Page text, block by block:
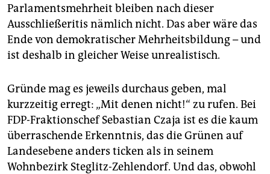
Parlamentsmehrheit bleiben nach dieser
Ausschließeritis nämlich nicht. Das aber wäre das
Ende von demokratischer Mehrheitsbildung – und
ist deshalb in gleicher Weise unrealistisch.
Gründe mag es jeweils durchaus geben, mal
kurzzeitig erregt: „Mit denen nicht!“ zu rufen. Bei
FDP-Fraktionschef Sebastian Czaja ist es die kaum
überraschende Erkenntnis, das die Grünen auf
Landesebene anders ticken als in seinem
Wohnbezirk Steglitz-Zehlendorf. Und das, obwohl